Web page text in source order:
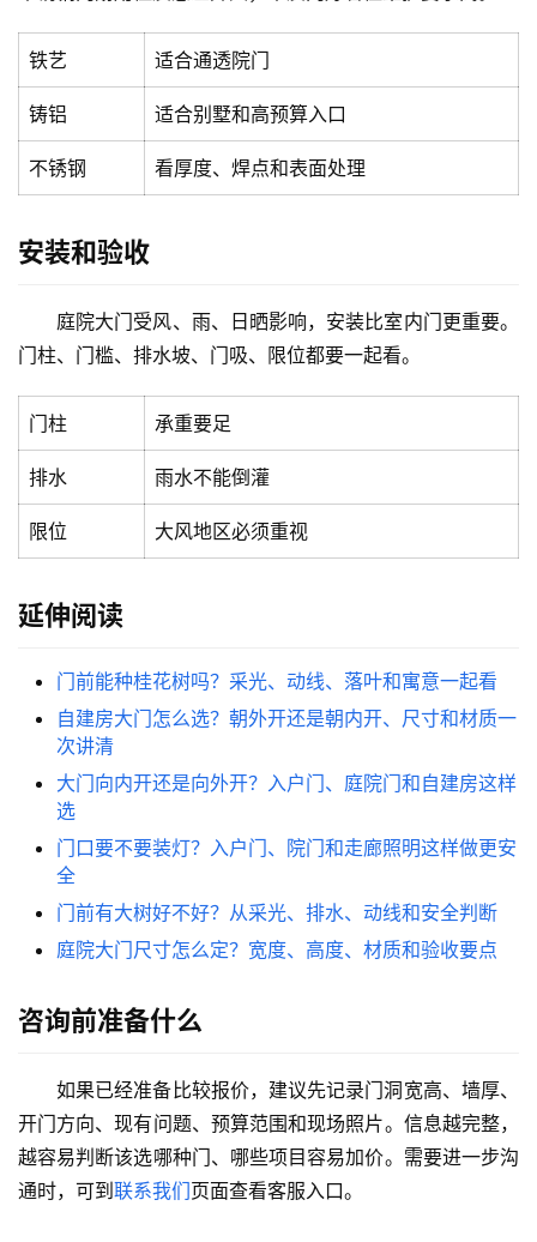
门
门
套
安
装
装
业
资
讯
联
系
们
铁艺 适合通透院门
铸铝 适合别墅和高预算入口
不锈钢 看厚度、焊点和表面处理
安装和验收
庭院大门受风、雨、日晒影响，安装比室内门更重要。
门柱、门槛、排水坡、门吸、限位都要一起看。
门柱 承重要足
排水 雨水不能倒灌
限位 大风地区必须重视
延伸阅读
门前能种桂花树吗？采光、动线、落叶和寓意一起看
自建房大门怎么选？朝外开还是朝内开、尺寸和材质一
次讲清
大门向内开还是向外开？入户门、庭院门和自建房这样
选
门口要不要装灯？入户门、院门和走廊照明这样做更安
全
门前有大树好不好？从采光、排水、动线和安全判断
庭院大门尺寸怎么定？宽度、高度、材质和验收要点
咨询前准备什么
如果已经准备比较报价，建议先记录门洞宽高、墙厚、
开门方向、现有问题、预算范围和现场照片。信息越完整，
越容易判断该选哪种门、哪些项目容易加价。需要进一步沟
通时，可到 联系我们页面查看客服入口。